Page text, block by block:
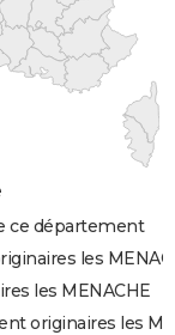
ce département
les
les MENACHE
originaires les